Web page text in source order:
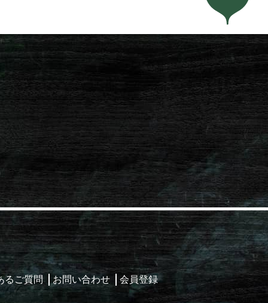
るご質問 お問い合わせ 会員登録